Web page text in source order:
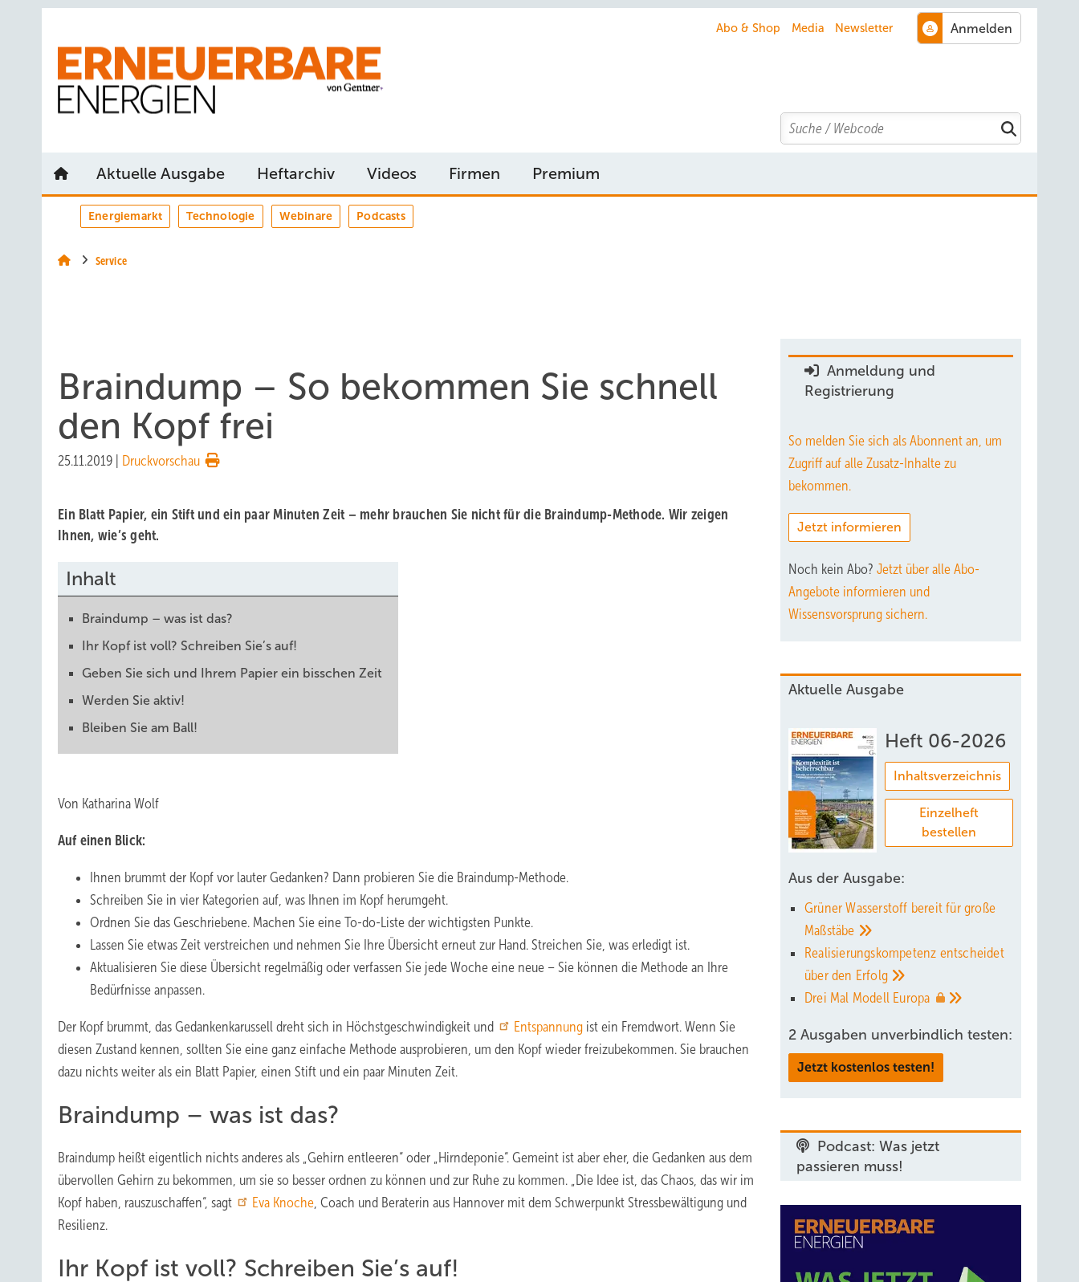
Abo & Shop Media Newsletter
Search
Aktuelle Ausgabe Heftarchiv Videos Firmen Premium
Energiemarkt Technologie Webinare Podcasts
Service
Braindump – So bekommen Sie schnell
den Kopf frei
25.11.2019 Druckvorschau
Ein Blatt Papier, ein Stift und ein paar Minuten Zeit – mehr brauchen Sie nicht für die Braindump-Methode. Wir zeigen
Ihnen, wie’s geht.
Inhalt
Braindump – was ist das?
Ihr Kopf ist voll? Schreiben Sie’s auf!
Geben Sie sich und Ihrem Papier ein bisschen Zeit
Werden Sie aktiv!
Bleiben Sie am Ball!
Von Katharina Wolf
Auf einen Blick:
Ihnen brummt der Kopf vor lauter Gedanken? Dann probieren Sie die Braindump-Methode.
Schreiben Sie in vier Kategorien auf, was Ihnen im Kopf herumgeht.
Ordnen Sie das Geschriebene. Machen Sie eine To-do-Liste der wichtigsten Punkte.
Lassen Sie etwas Zeit verstreichen und nehmen Sie Ihre Übersicht erneut zur Hand. Streichen Sie, was erledigt ist.
Aktualisieren Sie diese Übersicht regelmäßig oder verfassen Sie jede Woche eine neue – Sie können die Methode an Ihre
Bedürfnisse anpassen.
Der Kopf brummt, das Gedankenkarussell dreht sich in Höchstgeschwindigkeit und Entspannung ist ein Fremdwort. Wenn Sie
diesen Zustand kennen, sollten Sie eine ganz einfache Methode ausprobieren, um den Kopf wieder freizubekommen. Sie brauchen
dazu nichts weiter als ein Blatt Papier, einen Stift und ein paar Minuten Zeit.
Braindump – was ist das?
Braindump heißt eigentlich nichts anderes als „Gehirn entleeren“ oder „Hirndeponie“. Gemeint ist aber eher, die Gedanken aus dem
übervollen Gehirn zu bekommen, um sie so besser ordnen zu können und zur Ruhe zu kommen. „Die Idee ist, das Chaos, das wir im
Kopf haben, rauszuschaffen“, sagt
Eva Knoche, Coach und Beraterin aus Hannover mit dem Schwerpunkt Stressbewältigung und
Resilienz.
Ihr Kopf ist voll? Schreiben Sie’s auf!
Anmeldung und
Registrierung
So melden Sie sich als Abonnent an, um
Zugriff auf alle Zusatz-Inhalte zu
bekommen.
Jetzt informieren
Noch kein Abo? Jetzt über alle Abo-
Angebote informieren und
Wissensvorsprung sichern.
Aktuelle Ausgabe
Heft 06-2026
Inhaltsverzeichnis
Einzelheft
bestellen
Aus der Ausgabe:
Grüner Wasserstoff bereit für große
Maßstäbe
Realisierungskompetenz entscheidet
über den Erfolg
Drei Mal Modell Europa
2 Ausgaben unverbindlich testen:
Jetzt kostenlos testen!
Podcast: Was jetzt
passieren muss!